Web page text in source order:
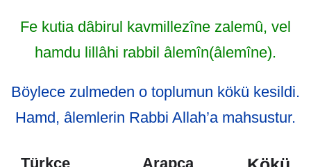
Fe kutia dâbirul kavmillezîne zalemû, vel
hamdu lillâhi rabbil âlemîn(âlemîne).
Böylece zulmeden o toplumun kökü kesildi.
Hamd, âlemlerin Rabbi Allah’a mahsustur.